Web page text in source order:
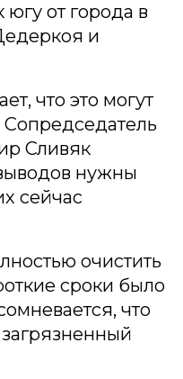
от города в
и
что это могут
Сопредседатель
Сливяк
нужны
сейчас
очистить
сроки было
что